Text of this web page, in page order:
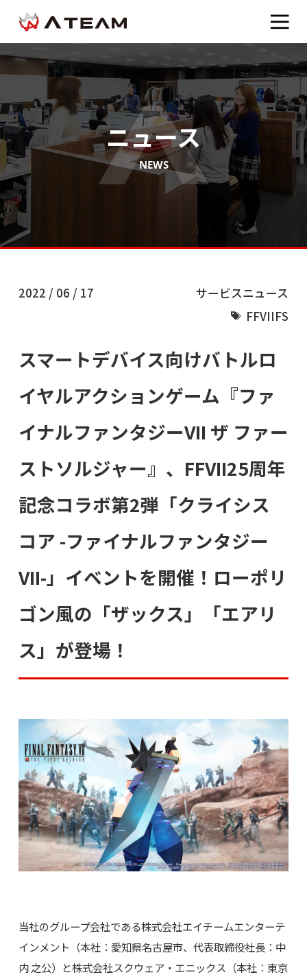
ニュース
NEWS
2022 / 06 / 17
サービスニュース
FFVIIFS
スマートデバイス向けバトルロ
イヤルアクションゲーム『ファ
イナルファンタジーVII ザ ファー
ストソルジャー』、FFVII25周年
記念コラボ第2弾「クライシス
コア -ファイナルファンタジー
VII-」イベントを開催！ローポリ
ゴン風の「ザックス」「エアリ
ス」が登場！
当社のグループ会社である株式会社エイチームエンターテ
インメント（本社：愛知県名古屋市、代表取締役社長：中
内 之公）と株式会社スクウェア・エニックス（本社：東京